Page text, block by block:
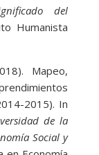
del
Humanista
Mapeo,
2015). In
de la
Social y